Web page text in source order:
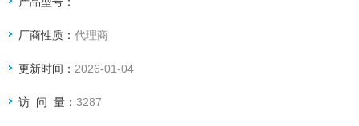
厂商性质：代理商
更新时间： 2026-01-04
访 问 量：3287